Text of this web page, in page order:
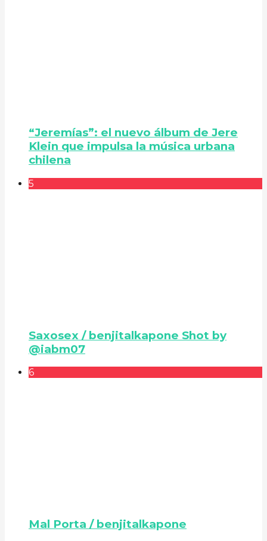
“Jeremías”: el nuevo álbum de Jere
Klein que impulsa la música urbana
chilena
5
Saxosex / benjitalkapone Shot by
@iabm07
6
Mal Porta / benjitalkapone